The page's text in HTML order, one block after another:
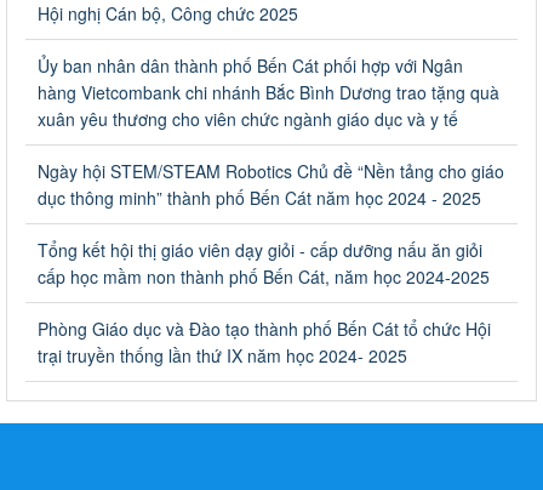
bổng, hỗ trợ của Chương trình "Tiếp sức đến trường" năm
học 2023-2024
Về việc thống kê, lập danh sách đề xuất học sinh nhận học bổng,
hỗ trợ của Chương trình "Tiếp sức đến trường" năm học 2023-
2024
Triển khai Kế hoạch Triển khai các hoạt động hưởng ứng
phong trào vệ sinh yêu nước nâng cao sức khỏe nhân dân
năm 2023
Triển khai Kế hoạch Triển khai các hoạt động hưởng ứng phong
trào vệ sinh yêu nước nâng cao sức khỏe nhân dân năm 2023
Ngày ban hành: 10/08/2023
Khẩn trương triển khai các biện pháp tăng cường công tác
Hội nghị Cán bộ, Công chức 2025
Ủy ban nhân dân thành phố Bến Cát phối hợp với Ngân
hàng Vietcombank chi nhánh Bắc Bình Dương trao tặng quà
xuân yêu thương cho viên chức ngành giáo dục và y tế
Ngày hội STEM/STEAM Robotics Chủ đề “Nền tảng cho giáo
dục thông minh” thành phố Bến Cát năm học 2024 - 2025
Tổng kết hội thị giáo viên dạy giỏi - cấp dưỡng nấu ăn giỏi
cấp học mầm non thành phố Bến Cát, năm học 2024-2025
Phòng Giáo dục và Đào tạo thành phố Bến Cát tổ chức Hội
trại truyền thống lần thứ IX năm học 2024- 2025